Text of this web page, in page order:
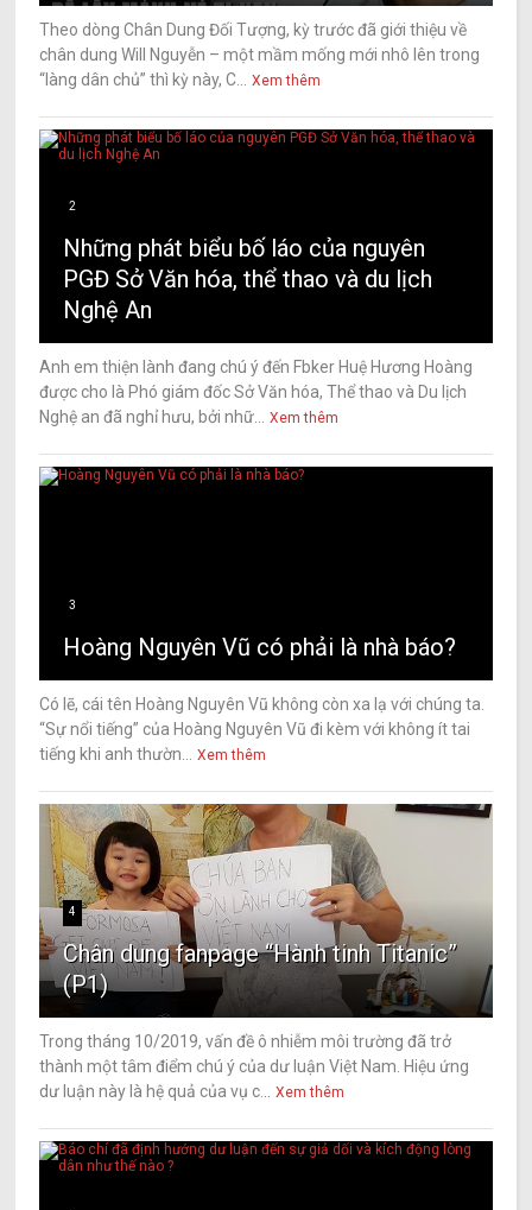
Theo dòng Chân Dung Đối Tượng, kỳ trước đã giới thiệu về
chân dung Will Nguyễn – một mầm mống mới nhô lên trong
“làng dân chủ” thì kỳ này, C...
Xem thêm
2
Những phát biểu bố láo của nguyên
PGĐ Sở Văn hóa, thể thao và du lịch
Nghệ An
Anh em thiện lành đang chú ý đến Fbker Huệ Hương Hoàng
được cho là Phó giám đốc Sở Văn hóa, Thể thao và Du lịch
Nghệ an đã nghỉ hưu, bởi nhữ...
Xem thêm
3
Hoàng Nguyên Vũ có phải là nhà báo?
Có lẽ, cái tên Hoàng Nguyên Vũ không còn xa lạ với chúng ta.
“Sự nổi tiếng” của Hoàng Nguyên Vũ đi kèm với không ít tai
tiếng khi anh thườn...
Xem thêm
4
Chân dung fanpage “Hành tinh Titanic”
(P1)
Trong tháng 10/2019, vấn đề ô nhiễm môi trường đã trở
thành một tâm điểm chú ý của dư luận Việt Nam. Hiệu ứng
dư luận này là hệ quả của vụ c...
Xem thêm